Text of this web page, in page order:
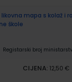
2; likovna mapa s kolaž
škole
Registarski broj
CIJENA: 12,50 €